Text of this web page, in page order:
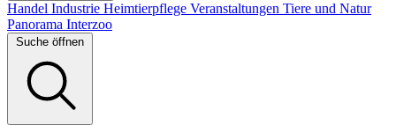
Handel Industrie Heimtierpflege Veranstaltungen Tiere und Natur
Panorama Interzoo
Suche öffnen